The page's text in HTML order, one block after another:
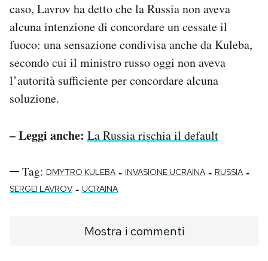
caso, Lavrov ha detto che la Russia non aveva
alcuna intenzione di concordare un cessate il
fuoco: una sensazione condivisa anche da Kuleba,
secondo cui il ministro russo oggi non aveva
l’autorità sufficiente per concordare alcuna
soluzione.
– Leggi anche: La Russia rischia il default
Tag: DMYTRO KULEBA - INVASIONE UCRAINA - RUSSIA -
SERGEI LAVROV - UCRAINA
Mostra i commenti